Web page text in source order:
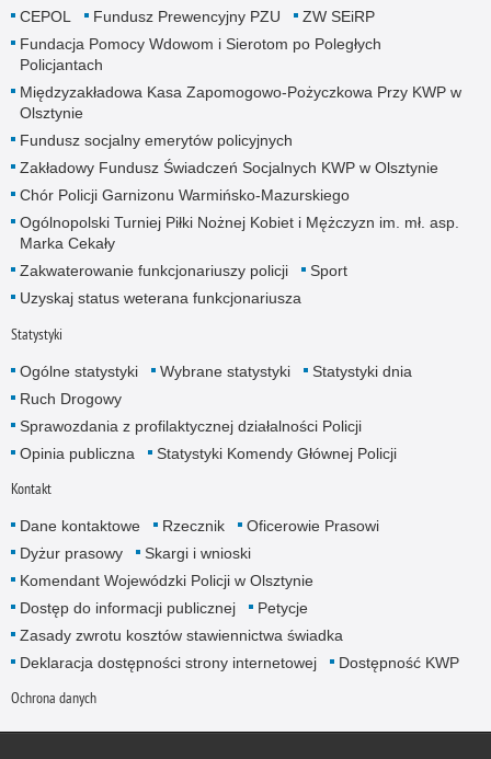
CEPOL
Fundusz Prewencyjny PZU
ZW SEiRP
Fundacja Pomocy Wdowom i Sierotom po Poległych
Policjantach
Międzyzakładowa Kasa Zapomogowo-Pożyczkowa Przy KWP w
Olsztynie
Fundusz socjalny emerytów policyjnych
Zakładowy Fundusz Świadczeń Socjalnych KWP w Olsztynie
Chór Policji Garnizonu Warmińsko-Mazurskiego
Ogólnopolski Turniej Piłki Nożnej Kobiet i Mężczyzn im. mł. asp.
Marka Cekały
Zakwaterowanie funkcjonariuszy policji
Sport
Uzyskaj status weterana funkcjonariusza
Statystyki
Ogólne statystyki Wybrane statystyki
Statystyki dnia
Ruch Drogowy
Sprawozdania z profilaktycznej działalności Policji
Opinia publiczna
Statystyki Komendy Głównej Policji
Kontakt
Dane kontaktowe Rzecznik
Oficerowie Prasowi
Dyżur prasowy
Skargi i wnioski
Komendant Wojewódzki Policji w Olsztynie
Dostęp do informacji publicznej
Petycje
Zasady zwrotu kosztów stawiennictwa świadka
Deklaracja dostępności strony internetowej
Dostępność KWP
Ochrona danych